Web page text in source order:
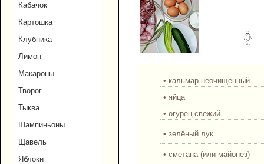
Кабачок
Картошка
Клубника
Лимон
Макароны
Творог
Тыква
Шампиньоны
Щавель
Яблоки
• кальмар неочищенный
• яйца
• огурец свежий
• зелёный лук
• сметана (или майонез)